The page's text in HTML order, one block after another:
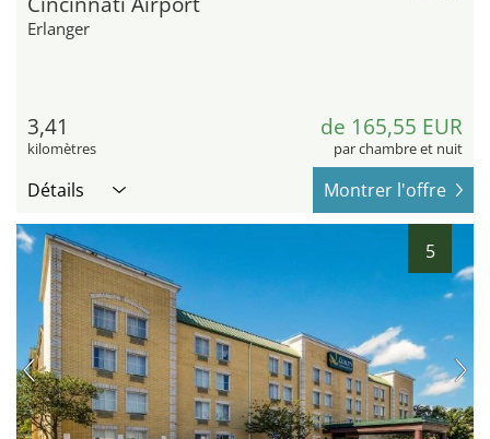
Erlanger
3,41
kilomètres
de 165,55 EUR
par chambre et nuit
Détails Montrer l'offre
5